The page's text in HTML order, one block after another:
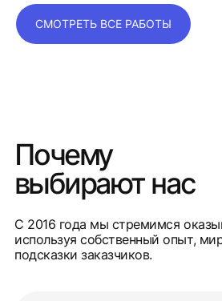
СМОТРЕТЬ ВСЕ РАБОТЫ
Почему
выбирают нас
С 2016 года мы стремимся
используя собственный опыт,
подсказки заказчиков.